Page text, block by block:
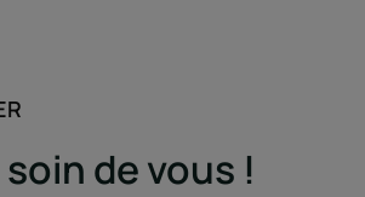
de vous !